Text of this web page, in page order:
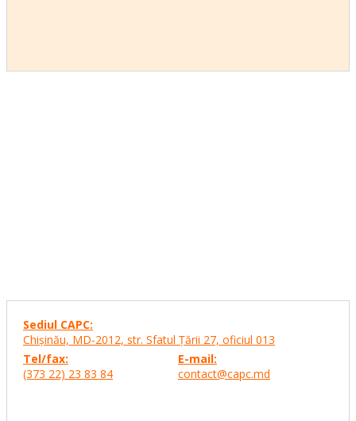
Sediul CAPC:
Chişinău, MD-2012, str. Sfatul Ţării 27, oficiul 013
Tel/fax:
(373 22) 23 83 84
E-mail:
contact@capc.md